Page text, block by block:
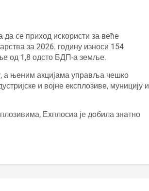
да се приход искористи за веће
за 2026. годину износи 154
од 1,8 одсто БДП-а земље.
а њеним акцијама управља чешко
и војне експлозиве, муницију и
Еxплосиа је добила знатно